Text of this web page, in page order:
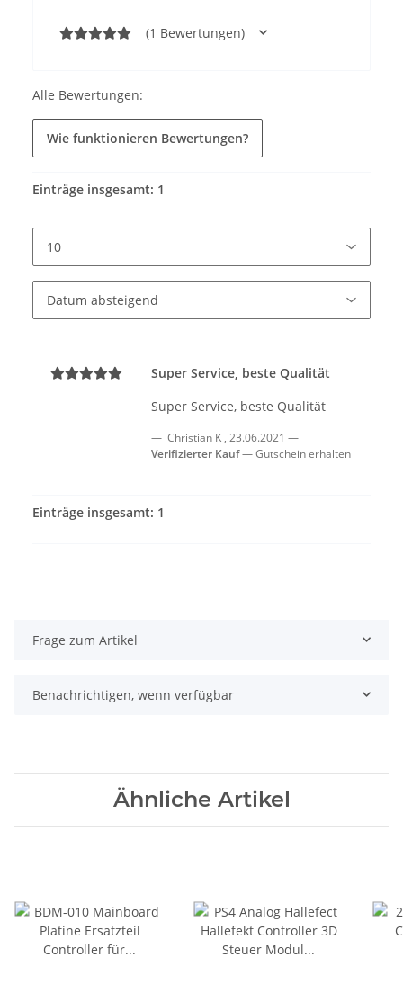
(1 Bewertungen)
Alle Bewertungen:
Wie funktionieren Bewertungen?
Einträge insgesamt: 1
Super Service, beste Qualität
Super Service, beste Qualität
Christian K , 23.06.2021
Verifizierter Kauf
Gutschein erhalten
Einträge insgesamt: 1
Frage zum Artikel
Benachrichtigen, wenn verfügbar
Ähnliche Artikel